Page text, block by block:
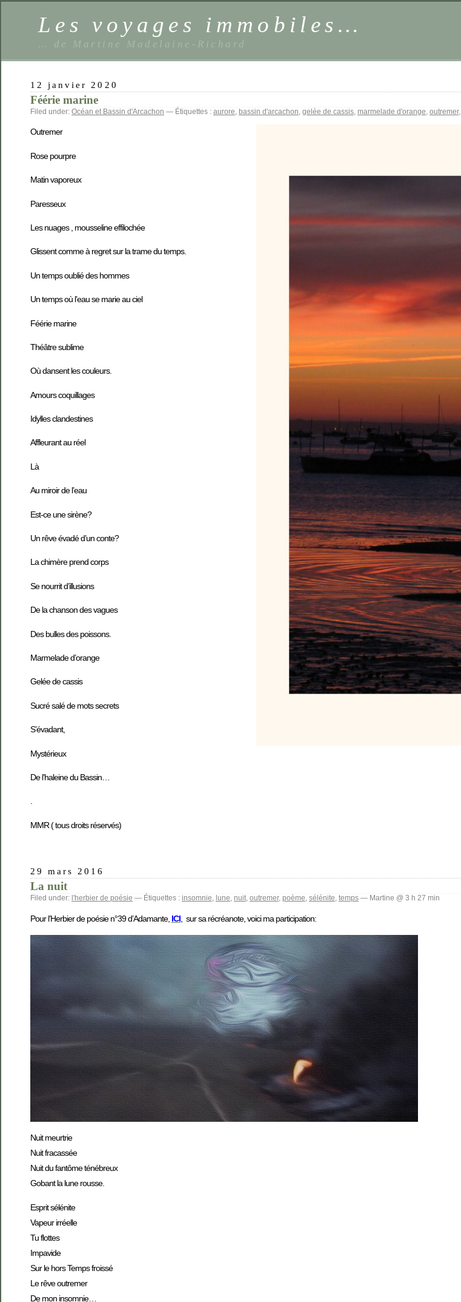
Les voyages immobiles…
… de Martine Madelaine-Richard
12 janvier 2020
Féérie marine
Filed under: Océan et Bassin d'Arcachon — Étiquettes : aurore, bassin d'arcachon, gelée de cassis, marmelade d'orange, outremer,
Outremer
Rose pourpre
Matin vaporeux
Paresseux
Les nuages , mousseline effilochée
Glissent comme à regret sur la trame du temps.
Un temps oublié des hommes
Un temps où l’eau se marie au ciel
Féérie marine
Théâtre sublime
Où dansent les couleurs.
Amours coquillages
Idylles clandestines
Affleurant au réel
Là
Au miroir de l’eau
Est-ce une sirène?
Un rêve évadé d’un conte?
La chimère prend corps
Se nourrit d’illusions
De la chanson des vagues
Des bulles des poissons.
Marmelade d’orange
Gelée de cassis
Sucré salé de mots secrets
S’évadant,
Mystérieux
De l’haleine du Bassin…
.
MMR ( tous droits réservés)
29 mars 2016
La nuit
Filed under: l'herbier de poésie — Étiquettes : insomnie, lune, nuit, outremer, poème, sélénite, temps — Martine @ 3 h 27 min
Pour l’Herbier de poésie n°39 d’Adamante, ICI , sur sa récréanote, voici ma participation:
Nuit meurtrie
Nuit fracassée
Nuit du fantôme ténébreux
Gobant la lune rousse.
Esprit sélénite
Vapeur irréelle
Tu flottes
Impavide
Sur le hors Temps froissé
Le rêve outremer
De mon insomnie…